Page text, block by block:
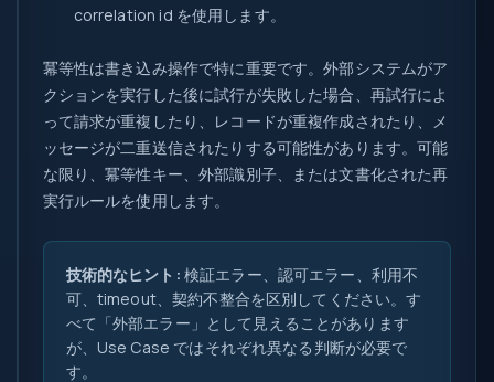
correlation id を使用します。
冪等性は書き込み操作で特に重要です。外部システムがア
クションを実行した後に試行が失敗した場合、再試行によ
って請求が重複したり、レコードが重複作成されたり、メ
ッセージが二重送信されたりする可能性があります。可能
な限り、冪等性キー、外部識別子、または文書化された再
実行ルールを使用します。
技術的なヒント: 検証エラー、認可エラー、利用不
可、timeout、契約不整合を区別してください。す
べて「外部エラー」として見えることがあります
が、Use Case ではそれぞれ異なる判断が必要で
す。